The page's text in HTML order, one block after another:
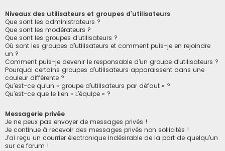
Niveaux des utilisateurs et groupes d’utilisateurs
Que sont les administrateurs ?
Que sont les modérateurs ?
Que sont les groupes d’utilisateurs ?
Où sont les groupes d’utilisateurs et comment puis-je en rejoindre
un ?
Comment puis-je devenir le responsable d’un groupe d’utilisateurs ?
Pourquoi certains groupes d’utilisateurs apparaissent dans une
couleur différente ?
Qu’est-ce qu’un « groupe d’utilisateurs par défaut » ?
Qu’est-ce que le lien « L’équipe » ?
Messagerie privée
Je ne peux pas envoyer de messages privés !
Je continue à recevoir des messages privés non sollicités !
J’ai reçu un courrier électronique indésirable de la part de quelqu’un
sur ce forum !